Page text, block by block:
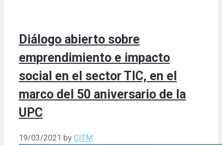
Diálogo abierto sobre
emprendimiento e impacto
social en el sector TIC, en el
marco del 50 aniversario de la
UPC
19/03/2021 by CITM